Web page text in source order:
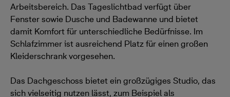
Arbeitsbereich. Das Tageslichtbad verfügt über
Fenster sowie Dusche und Badewanne und bietet
damit Komfort für unterschiedliche Bedürfnisse. Im
Schlafzimmer ist ausreichend Platz für einen großen
Kleiderschrank vorgesehen.
Das Dachgeschoss bietet ein großzügiges Studio, das
sich vielseitig nutzen lässt, zum Beispiel als